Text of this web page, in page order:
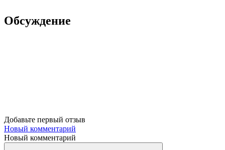
Обсуждение
Добавьте первый отзыв
Новый комментарий
Новый комментарий